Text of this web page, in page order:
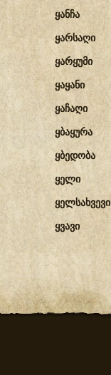
ყანჩა
ყარსაღი
ყარყუმი
ყაყანი
ყაჩაღი
ყბაყურა
ყბედობა
ყელი
ყელსახვევი
ყვავი